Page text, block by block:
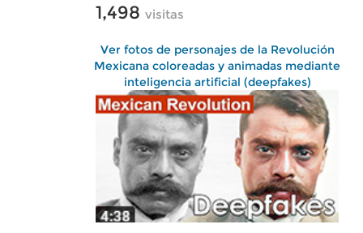
1,498 visitas
Ver fotos de personajes de la Revolución
Mexicana coloreadas y animadas mediante
inteligencia artificial (deepfakes)